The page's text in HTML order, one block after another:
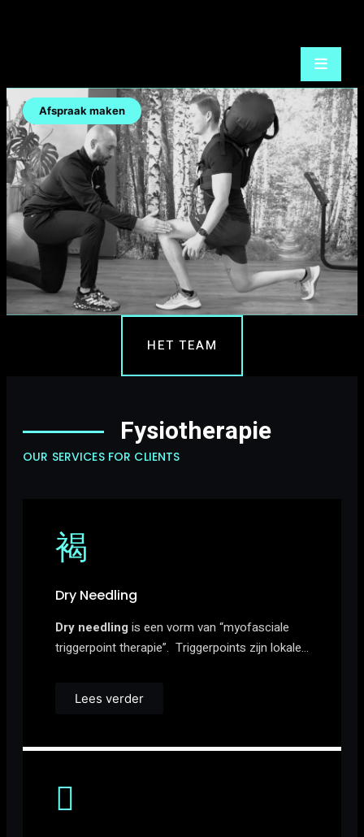
Afspraak maken
HET TEAM
Fysiotherapie
OUR SERVICES FOR CLIENTS
Dry Needling
Dry needlingis een vorm van “myofasciale
triggerpoint therapie”. Triggerpoints zijn lokale…
Lees verder